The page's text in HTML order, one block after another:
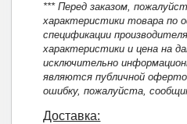
*** Перед заказом,
характеристики товара по
спецификации
характеристики и цена на
исключительно
являются публичной
ошибку, пожалуйста,
Доставка: